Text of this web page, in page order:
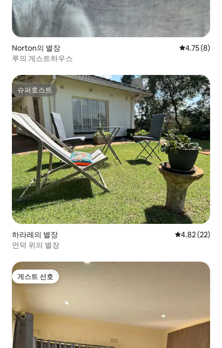
Norton의 별장 평점 4.75점
4.75 (8)
루의 게스트하우스
슈퍼호스트
슈퍼호스트
하라레의 별장 평점 4.82점(5
4.82 (22)
언덕 위의 별장
게스트 선호
게스트 선호